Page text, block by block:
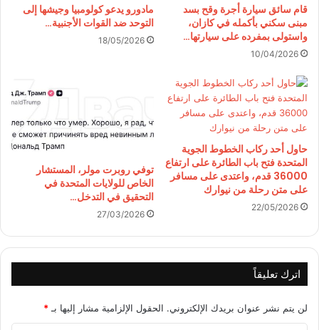
قام سائق سيارة أجرة وقح بسد
مبنى سكني بأكمله في كازان،
واستولى بمفرده على سيارتها…
10/04/2026
مادورو يدعو كولومبيا وجيشها إلى
التوحد ضد القوات الأجنبية…
18/05/2026
حاول أحد ركاب الخطوط الجوية
المتحدة فتح باب الطائرة على ارتفاع
36000 قدم، واعتدى على مسافر
على متن رحلة من نيوارك
22/05/2026
توفي روبرت مولر، المستشار
الخاص للولايات المتحدة في
التحقيق في التدخل…
27/03/2026
اترك تعليقاً
لن يتم نشر عنوان بريدك الإلكتروني. الحقول الإلزامية مشار إليها بـ *